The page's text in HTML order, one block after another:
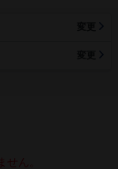
ん。